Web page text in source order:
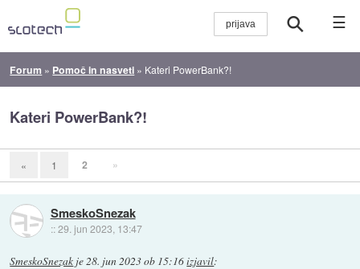
☰
Forum » Pomoč in nasveti » Kateri PowerBank?!
Kateri PowerBank?!
« 1 2 »
SmeskoSnezak
::29. jun 2023, 13:47
SmeskoSnezak je28. jun 2023 ob 15:16izjavil: